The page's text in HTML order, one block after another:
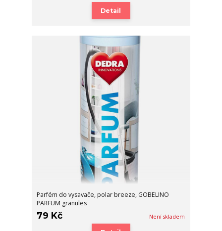
Detail
Parfém do vysavače, polar breeze, GOBELINO
PARFUM granules
79 Kč Není skladem